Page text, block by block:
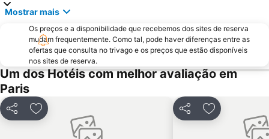
Notre-Dame Cathedral
2nd district la Bourse
Palais des Congrès de Paris
Palais Garnier Opera National de Paris
La Défense
Les Halles
Galerias Lafayette Paris Haussmann
Jardim de Luxemburgo
St-Germain-des-Prés
10th district Entrepôt
16th district Passy
Châtelet Metro Station
Gare de Lyon Metro Station
Montparnasse Train station
Mostrar mais
Os preços e a disponibilidade que recebemos dos sites de reserva
mudam frequentemente. Como tal, pode haver diferenças entre as
ofertas que consulta no trivago e os preços que estão disponíveis
nos sites de reserva.
Um dos Hotéis com melhor avaliação em
Paris
PartilharAdicionar aos favoritos PartilharAdicionar